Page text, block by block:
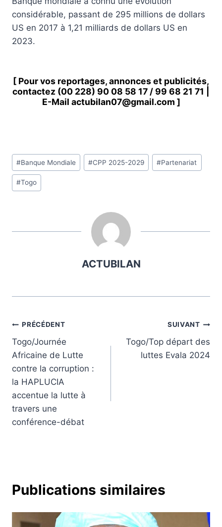
considérable, passant de 295 millions de dollars
US en 2017 à 1,21 milliards de dollars US en
2023.
[ Pour vos reportages, annonces et publicités,
contactez (00 228) 90 08 58 17 / 99 68 21 71
E-Mail actubilan07@gmail.com ]
Étiquettes
de
la
#Banque Mondiale #CPP 2025-2029 #Partenariat
#Togo
ACTUBILAN
Navigation
de
l’article
PRÉCÉDENT
Togo/Journée
Africaine de Lutte
contre la corruption :
la HAPLUCIA
accentue la lutte à
travers une
conférence-débat
SUIVANT
Togo/Top départ des
luttes Evala 2024
Publications similaires